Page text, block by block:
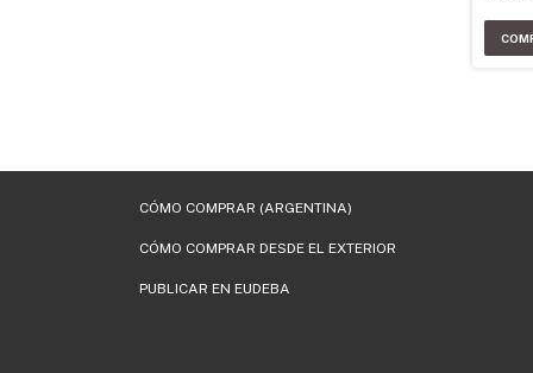
CÓMO COMPRAR (ARGENTINA)
CÓMO COMPRAR DESDE EL EXTERIOR
PUBLICAR EN EUDEBA